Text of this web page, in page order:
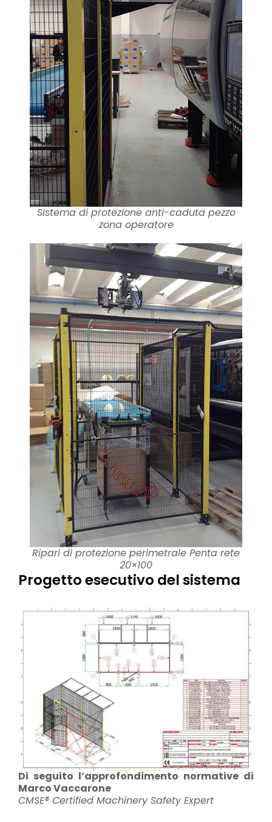
Sistema di protezione anti-caduta pezzo
zona operatore
Ripari di protezione perimetrale Penta rete
20×100
Progetto esecutivo del sistema
Di seguito l’approfondimento normative di
Marco Vaccarone
CMSE® Certified Machinery Safety Expert